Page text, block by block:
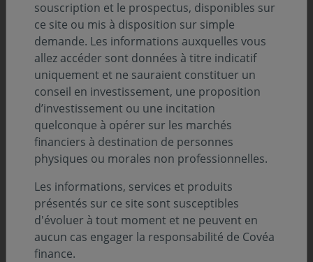
la recrudescence de tentative de fraude ou
d’escroquerie.
Les auteurs de ces propositions n’hésitent pas à
usurper le nom, l’adresse, le logo et/ou le
numéro d’agrément d’acteurs autorisés ainsi
que le nom d’employés desdits acteurs (dont
Ils font également référence à desentités
desproduits fictifsà des fins
d’investissements frauduleux.
souscription et le prospectus, disponibles sur
ce site ou mis à disposition sur simple
demande. Les informations auxquelles vous
allez accéder sont données à titre indicatif
uniquement et ne sauraient constituer un
conseil en investissement, une proposition
d’investissement ou une incitation
quelconque à opérer sur les marchés
financiers à destination de personnes
physiques ou morales non professionnelles.
Les informations, services et produits
présentés sur ce site sont susceptibles
d'évoluer à tout moment et ne peuvent en
aucun cas engager la responsabilité de Covéa
finance.